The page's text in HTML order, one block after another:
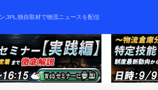
,3PL,独自取材で物流ニュースを配信